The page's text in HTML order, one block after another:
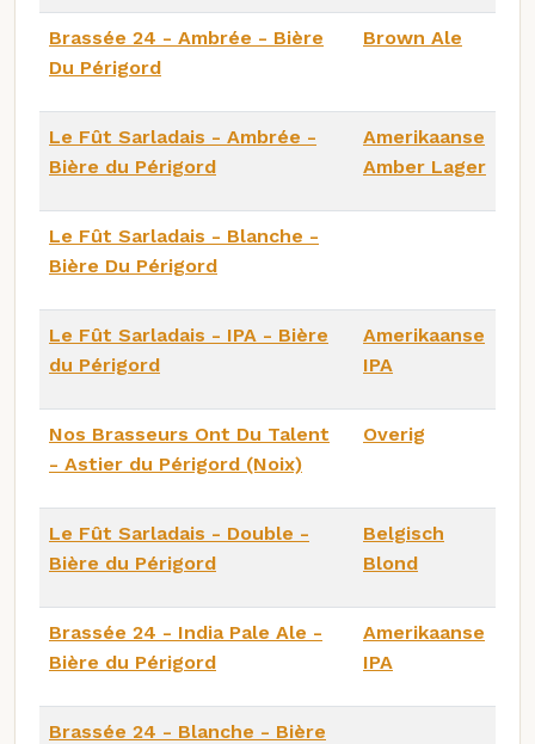
Brassée 24 - Ambrée - Bière
Du Périgord
Brown Ale
Le Fût Sarladais - Ambrée -
Bière du Périgord
Amerikaanse
Amber Lager
Le Fût Sarladais - Blanche -
Bière Du Périgord
Le Fût Sarladais - IPA - Bière
du Périgord
Amerikaanse
IPA
Nos Brasseurs Ont Du Talent
- Astier du Périgord (Noix)
Overig
Le Fût Sarladais - Double -
Bière du Périgord
Belgisch
Blond
Brassée 24 - India Pale Ale -
Bière du Périgord
Amerikaanse
IPA
Brassée 24 - Blanche - Bière